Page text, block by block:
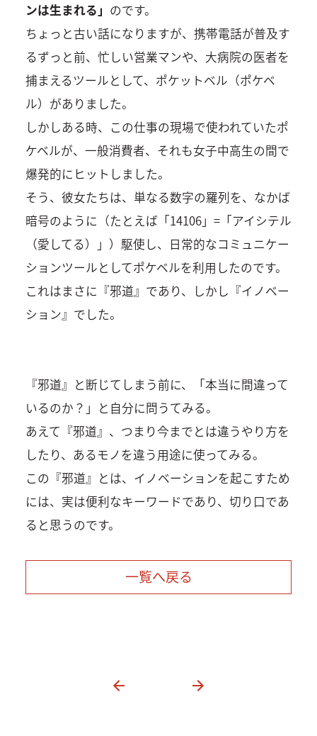
ンは生まれる」 のです。
ちょっと古い話になりますが、携帯電話が普及す
るずっと前、忙しい営業マンや、大病院の医者を
捕まえるツールとして、ポケットベル（ポケベ
ル）がありました。
しかしある時、この仕事の現場で使われていたポ
ケベルが、一般消費者、それも女子中高生の間で
爆発的にヒットしました。
そう、彼女たちは、単なる数字の羅列を、なかば
暗号のように（たとえば「14106」=「アイシテル
（愛してる）」）駆使し、日常的なコミュニケー
ションツールとしてポケベルを利用したのです。
これはまさに『邪道』であり、しかし『イノベー
ション』でした。
『邪道』と断じてしまう前に、「本当に間違って
いるのか？」と自分に問うてみる。
あえて『邪道』、つまり今までとは違うやり方を
したり、あるモノを違う用途に使ってみる。
この『邪道』とは、イノベーションを起こすため
には、実は便利なキーワードであり、切り口であ
ると思うのです。
一覧へ戻る